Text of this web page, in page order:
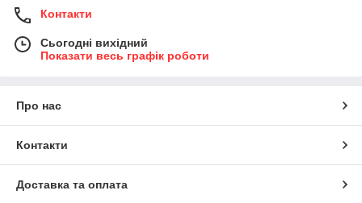
Контакти
Сьогодні вихідний
Показати весь графік роботи
Про нас
Контакти
Доставка та оплата